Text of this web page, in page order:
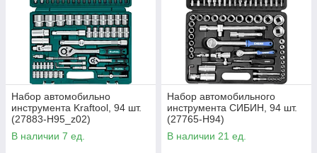
Набор автомобильно
инструмента Kraftool, 94 шт.
(27883-H95_z02)
В наличии 7 ед.
Набор автомобильного
инструмента СИБИН, 94 шт.
(27765-H94)
В наличии 21 ед.